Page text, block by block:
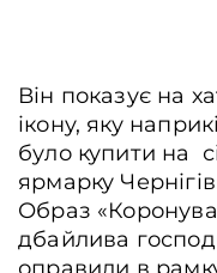
Він показує на
ікону, яку
було купити на
ярмарку
Образ
дбайлива